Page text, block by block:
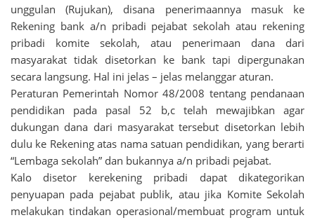
unggulan (Rujukan), disana penerimaannya masuk ke
Rekening bank a/n pribadi pejabat sekolah atau rekening
pribadi komite sekolah, atau penerimaan dana dari
masyarakat tidak disetorkan ke bank tapi dipergunakan
secara langsung. Hal ini jelas – jelas melanggar aturan.
Peraturan Pemerintah Nomor 48/2008 tentang pendanaan
pendidikan pada pasal 52 b,c telah mewajibkan agar
dukungan dana dari masyarakat tersebut disetorkan lebih
dulu ke Rekening atas nama satuan pendidikan, yang berarti
“Lembaga sekolah” dan bukannya a/n pribadi pejabat.
Kalo disetor kerekening pribadi dapat dikategorikan
penyuapan pada pejabat publik, atau jika Komite Sekolah
melakukan tindakan operasional/membuat program untuk